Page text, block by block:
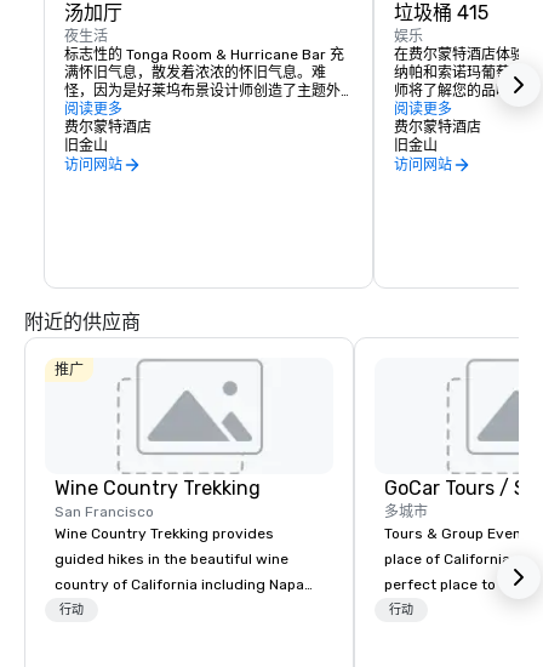
汤加厅
夜生活
标志性的 Tonga Room & Hurricane Bar 充
满怀旧气息，散发着浓浓的怀旧气息。难
怪，因为是好莱坞布景设计师创造了主题外
观和感觉。客人聚集在一个大型的中央 “泻
湖” 周围，该泻湖曾经是酒店的室内游泳池。
热带雨、雷电和闪电风暴不时吹过，而乐队
则在浮船上演奏。
阅读更多
费尔蒙特酒店
旧金山
访问网站
垃圾桶 415
娱乐
在费尔蒙特酒店体验
纳帕和索诺玛葡萄酒
师将了解您的品味，
开，并为您打造独一
阅读更多
费尔蒙特酒店
旧金山
访问网站
附近的供应商
推广
Wine Country Trekking
San Francisco
Wine Country Trekking provides
guided hikes in the beautiful wine
country of California including Napa
and Sonoma Valleys. These
行动
多城市
Tours & Group Events
place of California.
perfect place to visit
mix fun with history
行动